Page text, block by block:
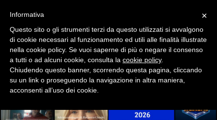
×
Informativa
Questo sito o gli strumenti terzi da questo utilizzati si avvalgono
di cookie necessari al funzionamento ed utili alle finalità illustrate
nella cookie policy. Se vuoi saperne di più o negare il consenso
a tutti o ad alcuni cookie, consulta la cookie policy.
Chiudendo questo banner, scorrendo questa pagina, cliccando
su un link o proseguendo la navigazione in altra maniera,
acconsenti all’uso dei cookie.